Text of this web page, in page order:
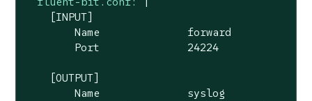
    [INPUT]
        Name              forward
        Port              24224
[OUTPUT]
Name
syslog